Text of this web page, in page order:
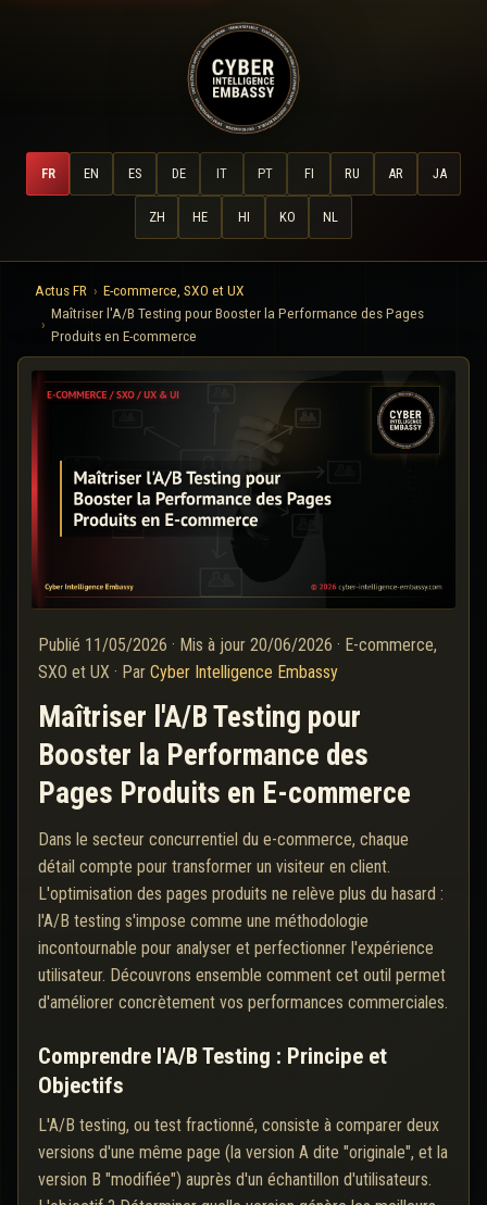
FR EN ES DE IT PT FI RU AR JA
ZH HE HI KO NL
Actus FR
E-commerce, SXO et UX
Maîtriser l'A/B Testing pour Booster la Performance des Pages
Produits en E-commerce
Publié 11/05/2026 · Mis à jour 20/06/2026 · E-commerce,
SXO et UX · Par Cyber Intelligence Embassy
Maîtriser l'A/B Testing pour
Booster la Performance des
Pages Produits en E-commerce
Dans le secteur concurrentiel du e-commerce, chaque
détail compte pour transformer un visiteur en client.
L'optimisation des pages produits ne relève plus du hasard :
l'A/B testing s'impose comme une méthodologie
incontournable pour analyser et perfectionner l'expérience
utilisateur. Découvrons ensemble comment cet outil permet
d'améliorer concrètement vos performances commerciales.
Comprendre l'A/B Testing : Principe et
Objectifs
L'A/B testing, ou test fractionné, consiste à comparer deux
versions d'une même page (la version A dite "originale", et la
version B "modifiée") auprès d'un échantillon d'utilisateurs.